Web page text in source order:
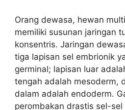
Orang dewasa, hewan
memiliki susunan jaringan
konsentris. Jaringan
tiga lapisan sel embrionik
germinal; lapisan luar
tengah adalah mesoderm,
dalam adalah endoderm.
perombakan drastis sel-